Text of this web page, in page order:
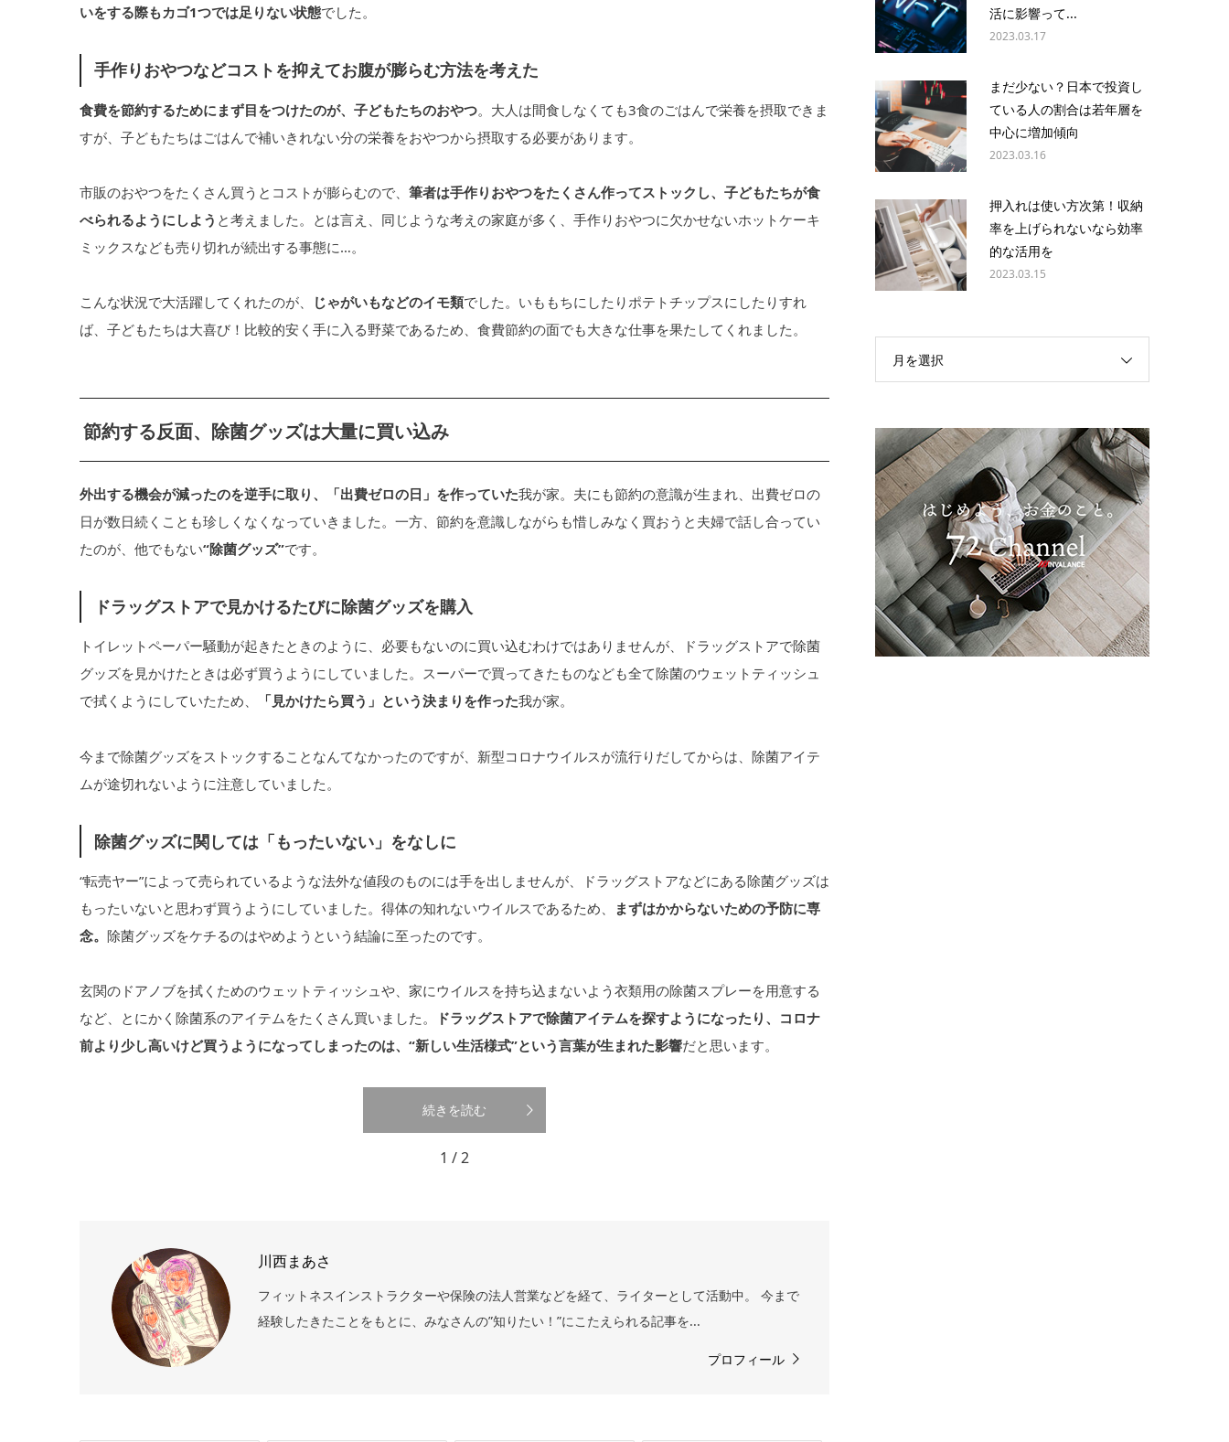
いをする際もカゴ1つでは足りない状態でした。
手作りおやつなどコストを抑えてお腹が膨らむ方法を考えた
食費を節約するためにまず目をつけたのが、子どもたちのおやつ。大人は間食しなくても3食のごはんで栄養を摂取できま
すが、子どもたちはごはんで補いきれない分の栄養をおやつから摂取する必要があります。
市販のおやつをたくさん買うとコストが膨らむので、 筆者は手作りおやつをたくさん作ってストックし、子どもたちが食
べられるようにしよう と考えました。とは言え、同じような考えの家庭が多く、手作りおやつに欠かせないホットケーキ
ミックスなども売り切れが続出する事態に…。
こんな状況で大活躍してくれたのが、 じゃがいもなどのイモ類でした。いももちにしたりポテトチップスにしたりすれ
ば、子どもたちは大喜び！比較的安く手に入る野菜であるため、食費節約の面でも大きな仕事を果たしてくれました。
節約する反面、除菌グッズは大量に買い込み
外出する機会が減ったのを逆手に取り、「出費ゼロの日」を作っていた我が家。夫にも節約の意識が生まれ、出費ゼロの
日が数日続くことも珍しくなくなっていきました。一方、節約を意識しながらも惜しみなく買おうと夫婦で話し合ってい
たのが、他でもない“除菌グッズ”です。
ドラッグストアで見かけるたびに除菌グッズを購入
トイレットペーパー騒動が起きたときのように、必要もないのに買い込むわけではありませんが、ドラッグストアで除菌
グッズを見かけたときは必ず買うようにしていました。スーパーで買ってきたものなども全て除菌のウェットティッシュ
で拭くようにしていたため、
「見かけたら買う」という決まりを作った我が家。
今まで除菌グッズをストックすることなんてなかったのですが、新型コロナウイルスが流行りだしてからは、除菌アイテ
ムが途切れないように注意していました。
除菌グッズに関しては「もったいない」をなしに
“転売ヤー”によって売られているような法外な値段のものには手を出しませんが、ドラッグストアなどにある除菌グッズは
もったいないと思わず買うようにしていました。得体の知れないウイルスであるため、
まずはかからないための予防に専
念。 除菌グッズをケチるのはやめようという結論に至ったのです。
玄関のドアノブを拭くためのウェットティッシュや、家にウイルスを持ち込まないよう衣類用の除菌スプレーを用意する
など、とにかく除菌系のアイテムをたくさん買いました。
ドラッグストアで除菌アイテムを探すようになったり、コロナ
前より少し高いけど買うようになってしまったのは、“新しい生活様式”という言葉が生まれた影響だと思います。
続きを読む
1 / 2
川西まあさ
フィットネスインストラクターや保険の法人営業などを経て、ライターとして活動中。 今まで
経験したきたことをもとに、みなさんの”知りたい！”にこたえられる記事を...
プロフィール
活に影響って...
2023.03.17
まだ少ない？日本で投資し
ている人の割合は若年層を
中心に増加傾向
2023.03.16
押入れは使い方次第！収納
率を上げられないなら効率
的な活用を
2023.03.15
月を選択